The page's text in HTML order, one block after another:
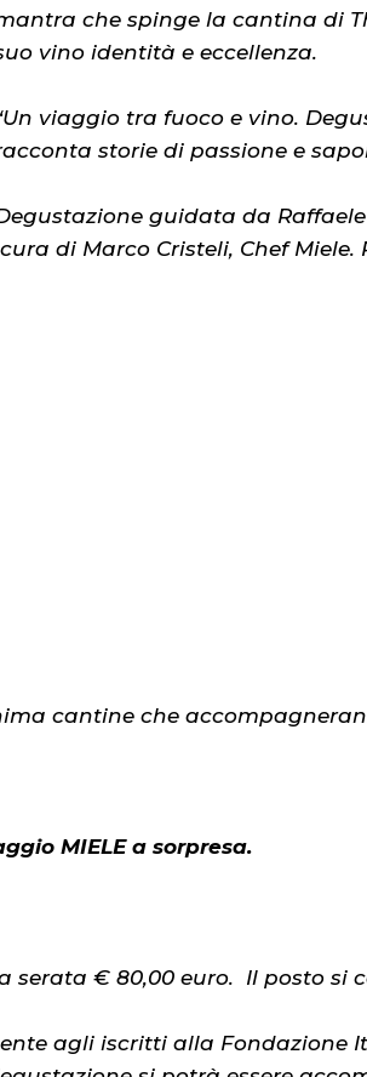
che spinge la cantina di
vino identità e eccellenza.
viaggio tra fuoco e vino.
storie di passione e
guidata da
di Marco Cristeli, Chef
cantine che
MIELE a sorpresa.
serata € 80,00 euro. Il posto
agli iscritti alla Fondazione